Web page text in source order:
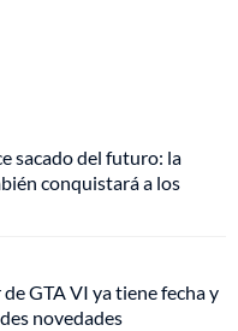
sacado del futuro: la
conquistará a los
GTA VI ya tiene fecha y
novedades